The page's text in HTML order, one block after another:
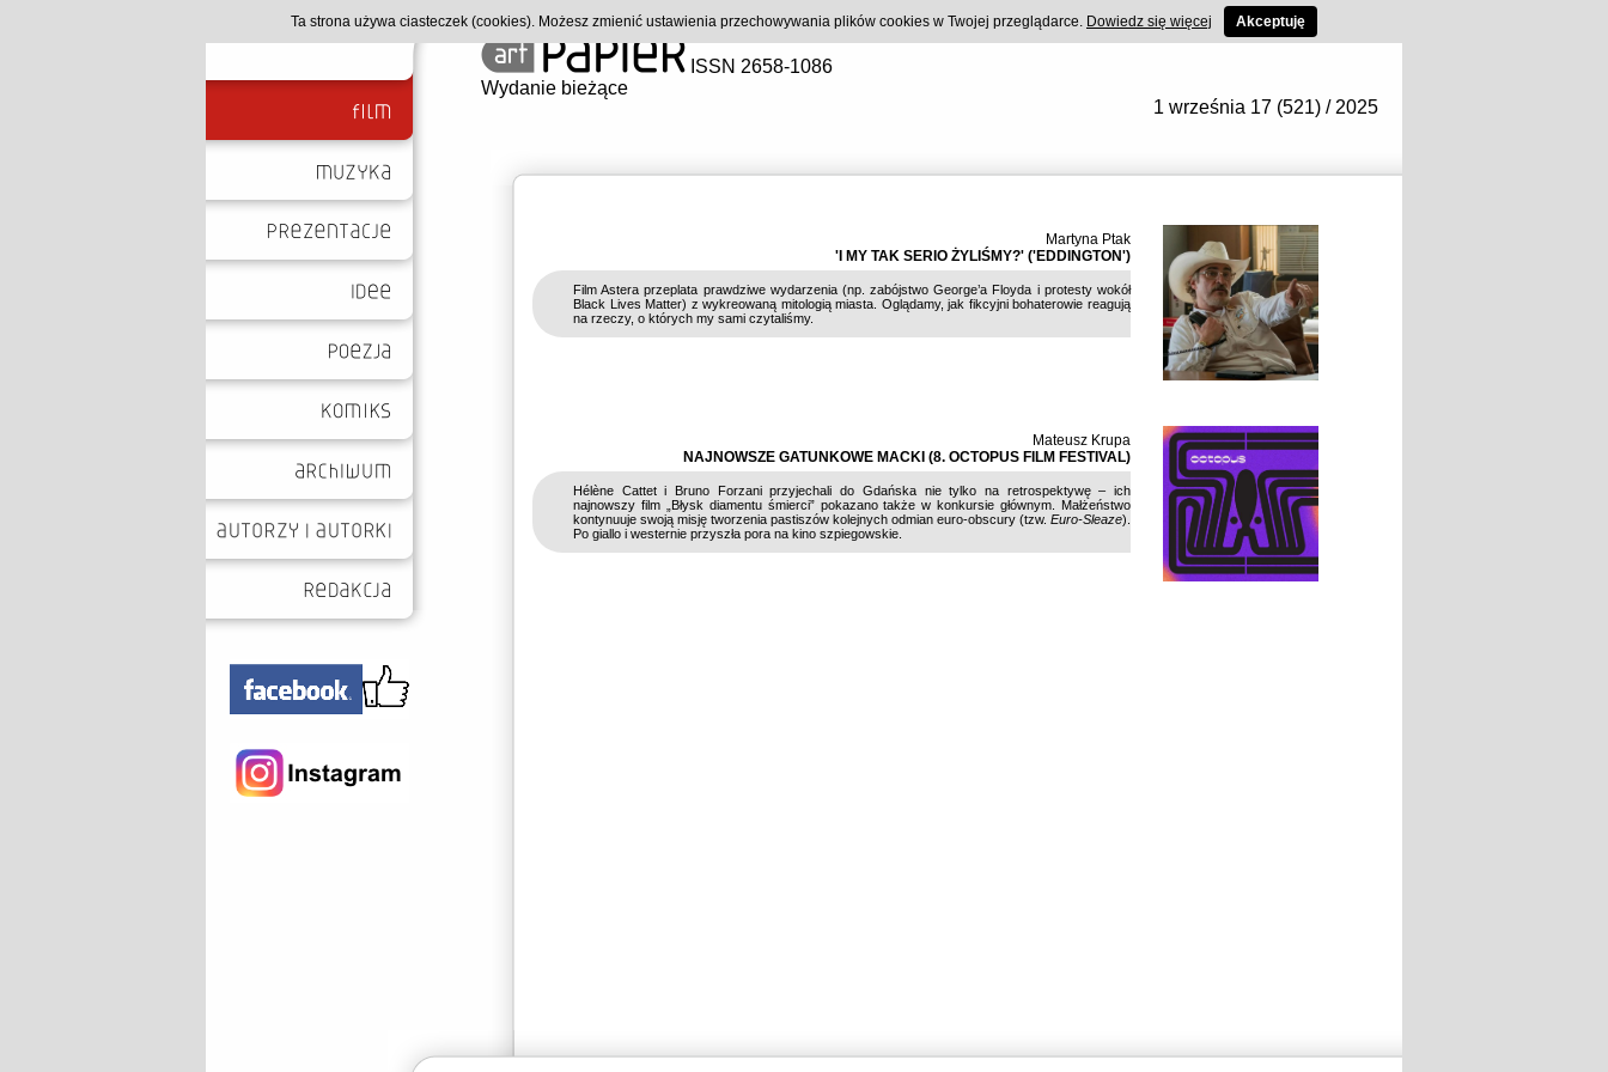
ISSN 2658-1086
Wydanie bieżące
1 września 17 (521) / 2025
Martyna Ptak
'I MY TAK SERIO ŻYLIŚMY?' ('EDDINGTON')
Film Astera przeplata prawdziwe wydarzenia (np. zabójstwo George’a Floyda i protesty wokół
Black Lives Matter) z wykreowaną mitologią miasta. Oglądamy, jak fikcyjni bohaterowie reagują
na rzeczy, o których my sami czytaliśmy.
Mateusz Krupa
NAJNOWSZE GATUNKOWE MACKI (8. OCTOPUS FILM FESTIVAL)
Hélène Cattet i Bruno Forzani przyjechali do Gdańska nie tylko na retrospektywę – ich
najnowszy film „Błysk diamentu śmierci” pokazano także w konkursie głównym. Małżeństwo
kontynuuje swoją misję tworzenia pastiszów kolejnych odmian euro-obscury (tzw. Euro-Sleaze).
Po giallo i westernie przyszła pora na kino szpiegowskie.
Ta strona używa ciasteczek (cookies). Możesz zmienić ustawienia przechowywania plików cookies w Twojej przeglądarce. Dowiedz się więcej Akceptuję